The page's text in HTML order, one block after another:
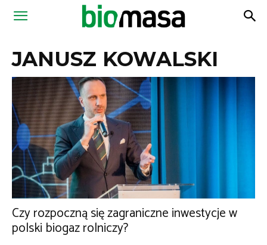
Magazyn
JANUSZ KOWALSKI
Czy rozpoczną się zagraniczne inwestycje w
polski biogaz rolniczy?